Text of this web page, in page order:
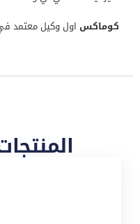
كوماكس اول وكيل معتمد